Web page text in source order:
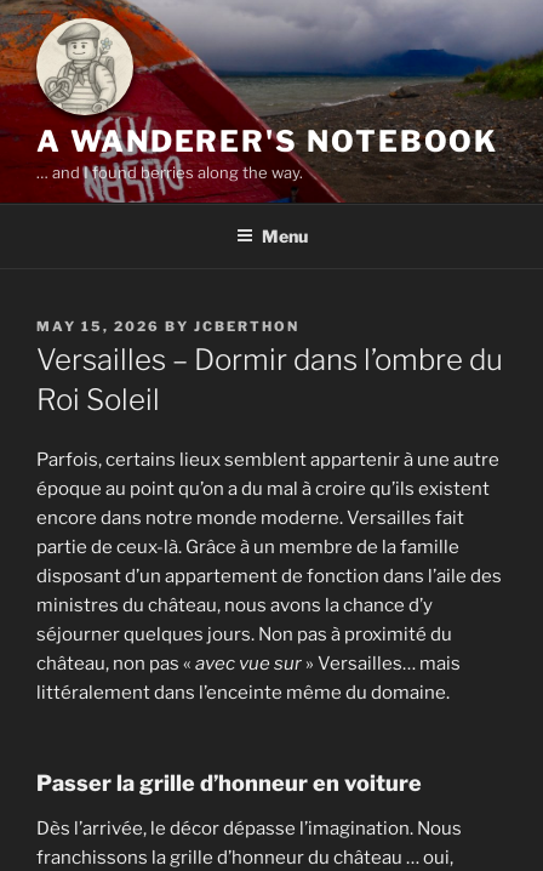
Skip
to
content
A WANDERER'S NOTEBOOK
… and I found berries along the way.
Menu
POSTED
ON
MAY 15, 2026 BY JCBERTHON
Versailles – Dormir dans l’ombre du
Roi Soleil
Parfois, certains lieux semblent appartenir à une autre
époque au point qu’on a du mal à croire qu’ils existent
encore dans notre monde moderne. Versailles fait
partie de ceux-là. Grâce à un membre de la famille
disposant d’un appartement de fonction dans l’aile des
ministres du château, nous avons la chance d’y
séjourner quelques jours. Non pas à proximité du
château, non pas « avec vue sur » Versailles… mais
littéralement dans l’enceinte même du domaine.
Passer la grille d’honneur en voiture
Dès l’arrivée, le décor dépasse l’imagination. Nous
franchissons la grille d’honneur du château … oui,